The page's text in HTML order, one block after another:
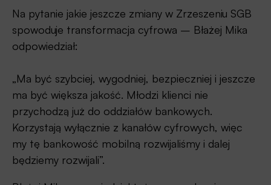
Na pytanie jakie jeszcze zmiany w Zrzeszeniu SGB
spowoduje transformacja cyfrowa – Błażej Mika
odpowiedział:
„Ma być szybciej, wygodniej, bezpieczniej i jeszcze
ma być większa jakość. Młodzi klienci nie
przychodzą już do oddziałów bankowych.
Korzystają wyłącznie z kanałów cyfrowych, więc
my tę bankowość mobilną rozwijaliśmy i dalej
będziemy rozwijali”.